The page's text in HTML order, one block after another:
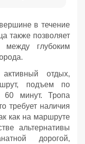
в течение
также позволяет
между глубоким
отдых,
подъем по
60 минут. Тропа
требует наличия
как на маршруте
альтернативы
дорогой,